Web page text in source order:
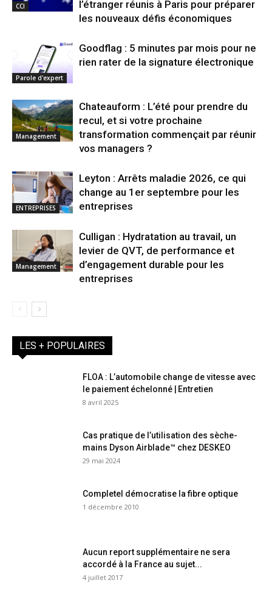
CCI
l’étranger réunis à Paris pour préparer
les nouveaux défis économiques
Parole d'expert
Goodflag : 5 minutes par mois pour ne
rien rater de la signature électronique
Management
Chateauform : L’été pour prendre du
recul, et si votre prochaine
transformation commençait par réunir
vos managers ?
ENTREPRISES
Leyton : Arrêts maladie 2026, ce qui
change au 1er septembre pour les
entreprises
Management
Culligan : Hydratation au travail, un
levier de QVT, de performance et
d’engagement durable pour les
entreprises
LES + POPULAIRES
FLOA : L’automobile change de vitesse avec
le paiement échelonné | Entretien
8 avril 2025
Cas pratique de l’utilisation des sèche-
mains Dyson Airblade™ chez DESKEO
29 mai 2024
Completel démocratise la fibre optique
1 décembre 2010
Aucun report supplémentaire ne sera
accordé à la France au sujet...
4 juillet 2017